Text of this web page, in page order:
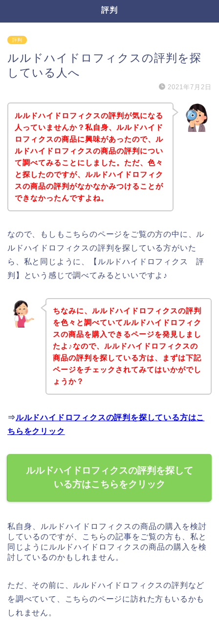
評判
評判
ルルドハイドロフィクスの評判を探
している人へ
2021年7月2日
ルルドハイドロフィクスの評判が気になる
人っていませんか？私自身、ルルドハイド
ロフィクスの商品に興味があったので、ル
ルドハイドロフィクスの商品の評判につい
て調べてみることにしました。ただ、色々
と探したのですが、ルルドハイドロフィク
スの商品の評判がなかなかみつけることが
できなかったんですよね。
なので、もしもこちらのページをご覧の方の中に、ル
ルドハイドロフィクスの評判を探している方がいた
ら、私と同じように、【ルルドハイドロフィクス 評
判】という感じで調べてみるといいですよ♪
ちなみに、ルルドハイドロフィクスの評判
を色々と調べていてルルドハイドロフィク
スの商品を購入できるページを発見しまし
たよ♪なので、ルルドハイドロフィクスの
商品の評判を探している方は、まずは下記
ページをチェックされてみてはいかがでし
ょうか？
⇒ルルドハイドロフィクスの評判を探している方はこ
ちらをクリック
ルルドハイドロフィクスの評判を探して
いる方はこちらをクリック
私自身、ルルドハイドロフィクスの商品の購入を検討
しているのですが、こちらの記事をご覧の方も、私と
同じようにルルドハイドロフィクスの商品の購入を検
討しているのかもしれません。
ただ、その前に、ルルドハイドロフィクスの評判など
を調べていて、こちらのページに訪れた方もいるかも
しれません。